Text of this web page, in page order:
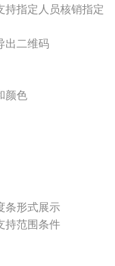
指定人员核销指定
出二维码
颜色
条形式展示
持范围条件